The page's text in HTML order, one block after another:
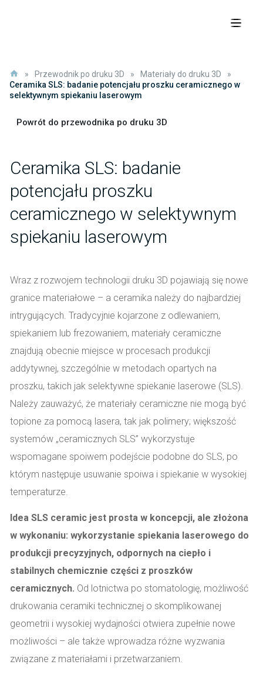
» Przewodnik po druku 3D » Materiały do druku 3D
»
Ceramika SLS: badanie potencjału proszku ceramicznego w
selektywnym spiekaniu laserowym
Powrót do przewodnika po druku 3D
Ceramika SLS: badanie
potencjału proszku
ceramicznego w selektywnym
spiekaniu laserowym
Wraz z rozwojem technologii druku 3D pojawiają się nowe
granice materiałowe – a ceramika należy do najbardziej
intrygujących. Tradycyjnie kojarzone z odlewaniem,
spiekaniem lub frezowaniem, materiały ceramiczne
znajdują obecnie miejsce w procesach produkcji
addytywnej, szczególnie w metodach opartych na
proszku, takich jak selektywne spiekanie laserowe (SLS).
Należy zauważyć, że materiały ceramiczne nie mogą być
topione za pomocą lasera, tak jak polimery; większość
systemów „ceramicznych SLS” wykorzystuje
wspomagane spoiwem podejście podobne do SLS, po
którym następuje usuwanie spoiwa i spiekanie w wysokiej
temperaturze.
Idea SLS ceramic jest prosta w koncepcji, ale złożona
w wykonaniu: wykorzystanie spiekania laserowego do
produkcji precyzyjnych, odpornych na ciepło i
stabilnych chemicznie części z proszków
ceramicznych. Od lotnictwa po stomatologię, możliwość
drukowania ceramiki technicznej o skomplikowanej
geometrii i wysokiej wydajności otwiera zupełnie nowe
możliwości – ale także wprowadza różne wyzwania
związane z materiałami i przetwarzaniem.